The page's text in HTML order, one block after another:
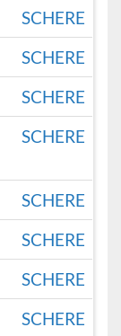
SCHERE
SCHERE
SCHERE
SCHERE
SCHERE
SCHERE
SCHERE
SCHERE